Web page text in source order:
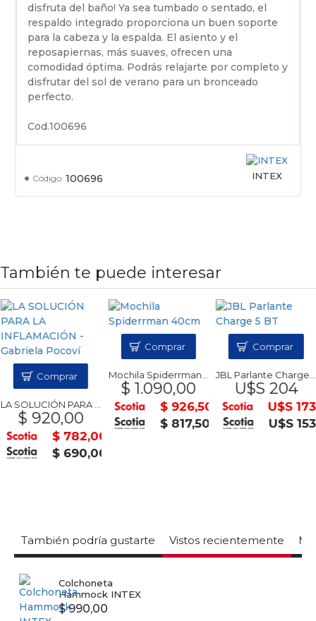
Código: 100696 INTEX
disfruta del baño! Ya sea tumbado o sentado, el
respaldo integrado proporciona un buen soporte
para la cabeza y la espalda. El asiento y el
reposapiernas, más suaves, ofrecen una
comodidad óptima. Podrás relajarte por completo y
disfrutar del sol de verano para un bronceado
perfecto.
Cod.100696
También te puede interesar
LA SOLUCIÓN PARA LA INFLAMACIÓN - Gabriela Pocoví
$ 920,00
$ 782,00
$ 690,00
Comprar Mochila Spiderrman 40cm
$ 1.090,00
$ 926,50
$ 817,50
Comprar
JBL Parlante Charge 5 BT
U$S 204
U$S 173
U$S 153
Comprar
También podría gustarte Vistos recientemente
Colchoneta
Hammock INTEX
$ 990,00